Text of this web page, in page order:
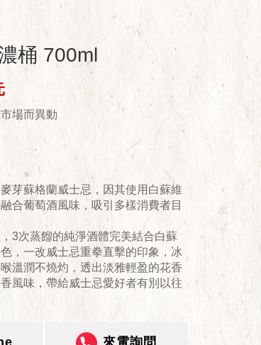
桶 700ml
場而異動
芽蘇格蘭威士忌，因其使用白蘇維
合葡萄酒風味，吸引多樣消費者目
3次蒸餾的純淨酒體完美結合白蘇
，一改威士忌重拳直擊的印象，冰
溫潤不燒灼，透出淡雅輕盈的花香
風味，帶給威士忌愛好者有別以往
來電詢問